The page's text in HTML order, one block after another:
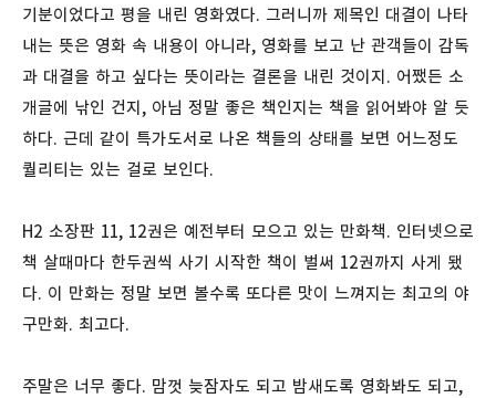
기분이었다고 평을 내린 영화였다. 그러니까 제목인 대결이 나타
내는 뜻은 영화 속 내용이 아니라, 영화를 보고 난 관객들이 감독
과 대결을 하고 싶다는 뜻이라는 결론을 내린 것이지. 어쨌든 소
개글에 낚인 건지, 아님 정말 좋은 책인지는 책을 읽어봐야 알 듯
하다. 근데 같이 특가도서로 나온 책들의 상태를 보면 어느정도
퀄리티는 있는 걸로 보인다.
H2 소장판 11, 12권은 예전부터 모으고 있는 만화책. 인터넷으로
책 살때마다 한두권씩 사기 시작한 책이 벌써 12권까지 사게 됐
다. 이 만화는 정말 보면 볼수록 또다른 맛이 느껴지는 최고의 야
구만화. 최고다.
주말은 너무 좋다. 맘껏 늦잠자도 되고 밤새도록 영화봐도 되고,